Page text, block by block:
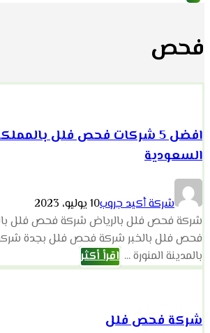
فحص
افضل 5 شركات فحص فلل
السعودية
شركة أكيد جروب10 يوليو، 2023
شركة فحص فلل بالرياض شركة فحص فلل
فحص فلل بالخبر شركة فحص فلل بجدة
بالمدينة المنورة ... اقرأ أكثر
شركة فحص فلل